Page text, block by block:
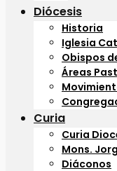
Diócesis
Historia
Iglesia
Obispos
Áreas
Curia
Curia
Mons.
Diáconos